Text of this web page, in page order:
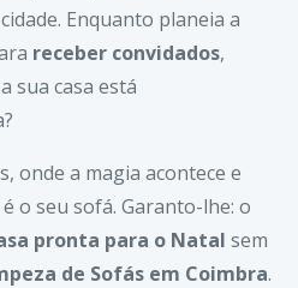
Enquanto planeia a
receber convidados,
sua casa está
onde a magia acontece e
o seu sofá. Garanto-lhe: o
pronta para o Natal sem
de Sofás em Coimbra.